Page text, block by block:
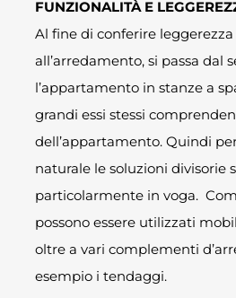
FUNZIONALITÀ E
Al fine di conferire
all’arredamento, si passa dal
l’appartamento in stanze a
grandi essi stessi
dell’appartamento. Quindi
naturale le soluzioni divisorie
particolarmente in voga.
possono essere utilizzati
oltre a vari complementi
esempio i tendaggi.